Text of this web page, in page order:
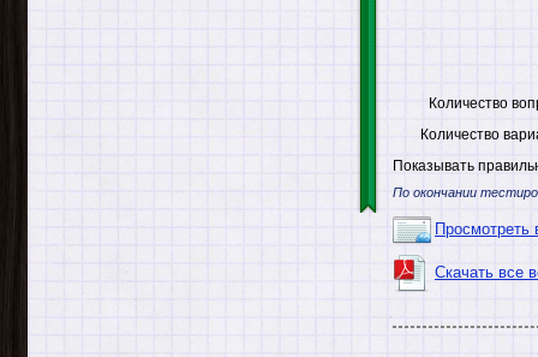
Количество
Количество
Показывать
По окончании
Просмотреть
Скачать все